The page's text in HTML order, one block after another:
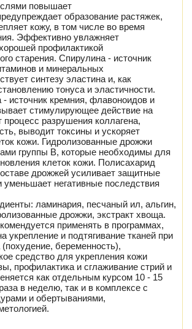
повышает
образование растяжек,
кожу, в том числе во время
Эффективно увлажняет
профилактикой
старения. Спирулина - источник
и минеральных
синтезу эластина и, как
тонуса и эластичности.
- источник кремния, флавоноидов и
стимулирующее действие на
процесс разрушения коллагена,
выводит токсины и ускоряет
кожи. Гидролизованные дрожжи
группы В, которые необходимы для
клеток кожи. Полисахарид
дрожжей усиливает защитные
уменьшает негативные последствия
ламинария, песчаный ил, альгин,
дрожжи, экстракт хвоща.
применять в программах,
укрепление и подтягивание тканей при
беременность),
средство для укрепления кожи
профилактика и сглаживание стрий и
как отдельным курсом 10 - 15
в неделю, так и в комплексе с
и обертываниями,